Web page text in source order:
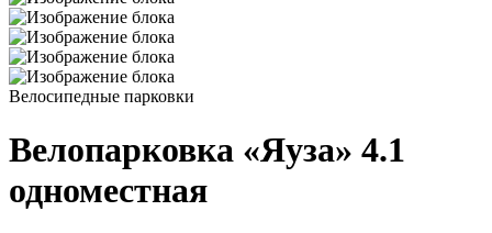
Велосипедные парковки
Велопарковка «Яуза» 4.1
одноместная